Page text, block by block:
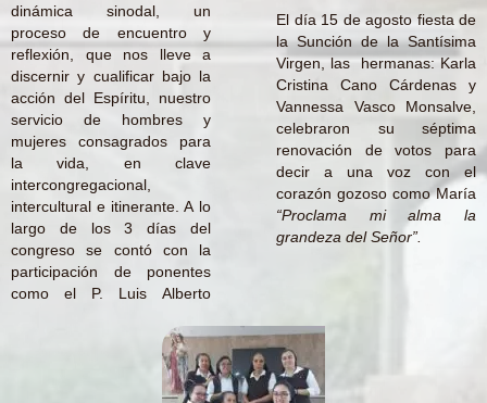
dinámica sinodal, un
proceso de encuentro y
reflexión, que nos lleve a
discernir y cualificar bajo la
acción del Espíritu, nuestro
servicio de hombres y
mujeres consagrados para
la vida, en clave
intercongregacional,
intercultural e itinerante. A lo
largo de los 3 días del
congreso se contó con la
participación de ponentes
como el P. Luis Alberto
El día 15 de agosto fiesta de
la Sunción de la Santísima
Virgen, las hermanas: Karla
Cristina Cano Cárdenas y
Vannessa Vasco Monsalve,
celebraron su séptima
renovación de votos para
decir a una voz con el
corazón gozoso como María
“Proclama mi alma la
grandeza del Señor”.